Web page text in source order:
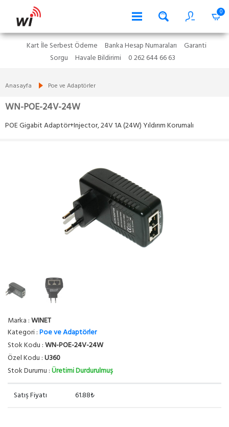
0
Kart İle Serbest Ödeme Banka Hesap Numaraları
Garanti
Sorgu
Havale Bildirimi 0 262 644 66 63
Anasayfa Poe ve Adaptörler
WN-POE-24V-24W
POE Gigabit Adaptör+Injector, 24V 1A (24W) Yıldırım Korumalı
Marka :WINET
Kategori :Poe ve Adaptörler
Stok Kodu :WN-POE-24V-24W
Özel Kodu :U360
Stok Durumu :Üretimi Durdurulmuş
Satış Fiyatı 61.88₺